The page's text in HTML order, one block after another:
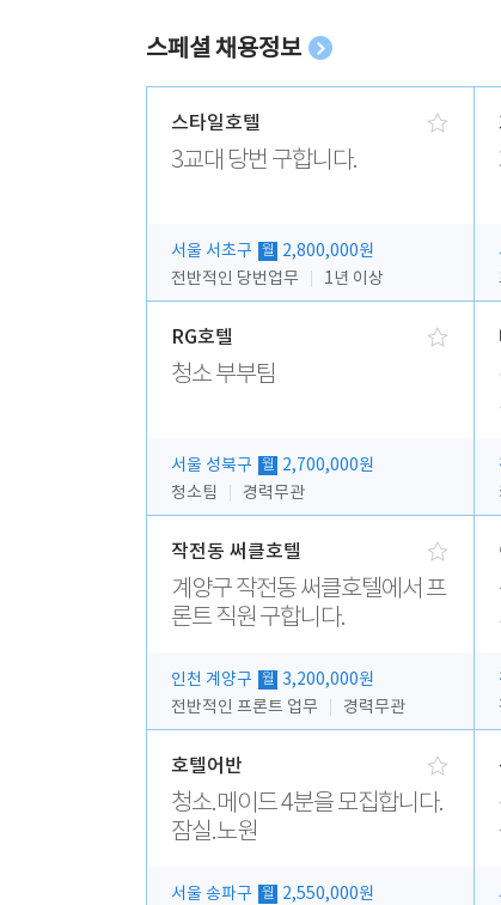
스페셜 채용정보
스타일호텔
3교대 당번 구합니다.
서울 서초구 월
2,800,000원
전반적인 당번업무
1년 이상
RG호텔
청소 부부팀
서울 성북구 월
2,700,000원
청소팀
경력무관
작전동 써클호텔
계양구 작전동 써클호텔에서 프
론트 직원 구합니다.
인천 계양구 월
3,200,000원
전반적인 프론트 업무
경력무관
호텔어반
청소.메이드 4분을 모집합니다.
잠실.노원
서울 송파구 월
2,550,000원